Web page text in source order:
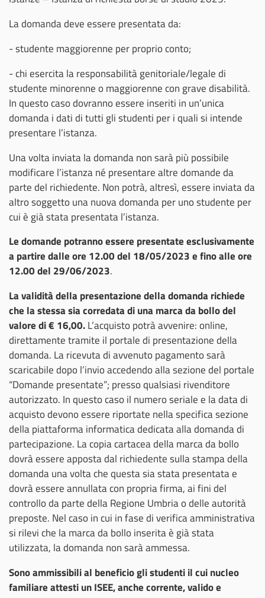
La domanda deve essere presentata da:
- studente maggiorenne per proprio conto;
- chi esercita la responsabilità genitoriale/legale di
studente minorenne o maggiorenne con grave disabilità.
In questo caso dovranno essere inseriti in un’unica
domanda i dati di tutti gli studenti per i quali si intende
presentare l’istanza.
Una volta inviata la domanda non sarà più possibile
modificare l’istanza né presentare altre domande da
parte del richiedente. Non potrà, altresì, essere inviata da
altro soggetto una nuova domanda per uno studente per
cui è già stata presentata l’istanza.
Le domande potranno essere presentate esclusivamente
a partire dalle ore 12.00 del 18/05/2023 e fino alle ore
12.00 del 29/06/2023.
La validità della presentazione della domanda richiede
che la stessa sia corredata di una marca da bollo del
valore di € 16,00.L’acquisto potrà avvenire: online,
direttamente tramite il portale di presentazione della
domanda. La ricevuta di avvenuto pagamento sarà
scaricabile dopo l’invio accedendo alla sezione del portale
“Domande presentate”; presso qualsiasi rivenditore
autorizzato. In questo caso il numero seriale e la data di
acquisto devono essere riportate nella specifica sezione
della piattaforma informatica dedicata alla domanda di
partecipazione. La copia cartacea della marca da bollo
dovrà essere apposta dal richiedente sulla stampa della
domanda una volta che questa sia stata presentata e
dovrà essere annullata con propria firma, ai fini del
controllo da parte della Regione Umbria o delle autorità
preposte. Nel caso in cui in fase di verifica amministrativa
si rilevi che la marca da bollo inserita è già stata
utilizzata, la domanda non sarà ammessa.
Sono ammissibili al beneficio gli studenti il cui nucleo
familiare attesti un ISEE, anche corrente, valido e